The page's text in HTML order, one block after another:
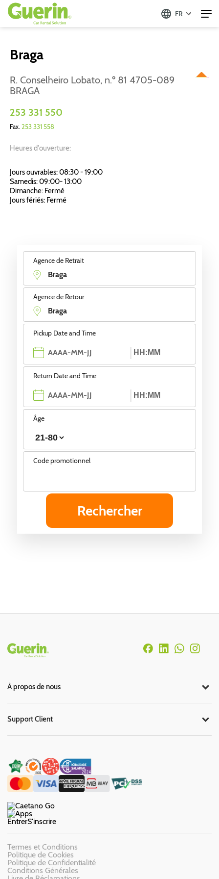
FR
Braga
R. Conselheiro Lobato, n.º 81 4705-089
BRAGA
253 331 550
Fax. 253 331 558
Heures d'ouverture:
Jours ouvrables: 08:30 - 19:00
Samedis: 09:00- 13:00
Dimanche: Fermé
Jours fériés: Fermé
Agence de Retrait
Agence de Retour
Pickup Date and Time
Return Date and Time
Âge
Code promotionnel
Rodapé
À propos de nous
Support Client
EntrerS'inscrire
Termes et Conditions
Politique de Cookies
Politique de Confidentialité
Conditions Générales